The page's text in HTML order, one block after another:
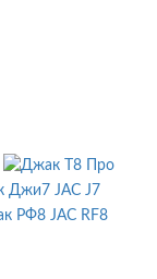
JAC J7
JAC RF8